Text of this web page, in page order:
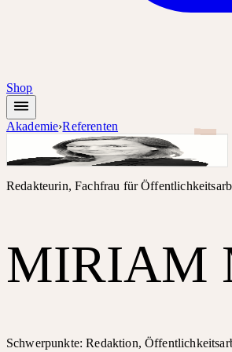
Shop
Akademie›Referenten
Redakteurin, Fachfrau für
MIRIAM
Schwerpunkte: Redaktion,